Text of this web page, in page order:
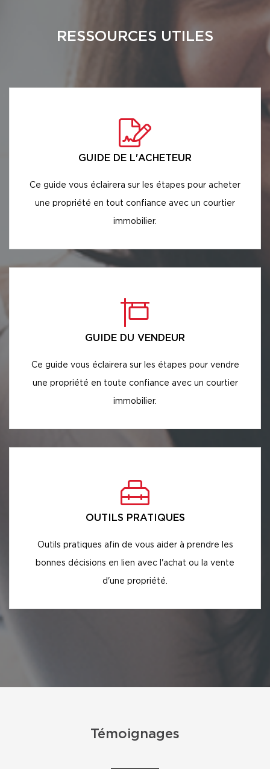
RESSOURCES UTILES
GUIDE DE L'ACHETEUR
Ce guide vous éclairera sur les étapes pour acheter
une propriété en tout confiance avec un courtier
immobilier.
GUIDE DU VENDEUR
Ce guide vous éclairera sur les étapes pour vendre
une propriété en toute confiance avec un courtier
immobilier.
OUTILS PRATIQUES
Outils pratiques afin de vous aider à prendre les
bonnes décisions en lien avec l'achat ou la vente
d'une propriété.
Témoignages